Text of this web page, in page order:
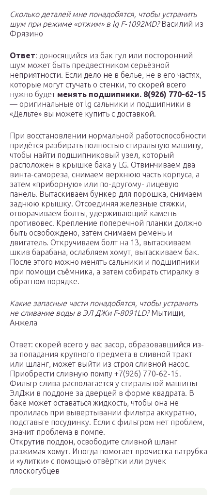
Сколько деталей мне понадобятся, чтобы устранить
шум при режиме «отжим» в lg F-1092MD?Василий из
Фрязино
Ответ: доносящийся из бак гул или посторонний
шум может быть предвестником серьёзной
неприятности. Если дело не в белье, не в его частях,
которые могут стучать о стенки, то скорей всего
нужно будет менять подшипники. 8(926) 770-62-15
— оригинальные от lg сальники и подшипники в
«Дельте» вы можете купить с доставкой.
При восстановлении нормальной работоспособности
придётся разбирать полностью стиральную машину,
чтобы найти подшипниковый узел, который
расположен в крышке бака у LG. Отвинчиваем два
винта-самореза, снимаем верхнюю часть корпуса, а
затем «приборную» или по-другому- лицевую
панель. Вытаскиваем бункер для порошка, снимаем
заднюю крышку. Отсоединяя железные стяжки,
отворачиваем болты, удерживающий камень-
противовес. Крепление поперечной планки должно
быть освобождено, затем снимаем ремень и
двигатель. Откручиваем болт на 13, вытаскиваем
шкив барабана, ослабляем хомут, вытаскиваем бак.
После этого можно менять сальники и подшипники
при помощи съёмника, а затем собирать стиралку в
обратном порядке.
Какие запасные части понадобятся, чтобы устранить
не сливание воды в ЭЛ ДЖи F-8091LD?Мытищи,
Анжела
Ответ: скорей всего у вас засор, образовавшийся из-
за попадания крупного предмета в сливной тракт
или шланг, может выйти из строя сливной насос.
Приобрести сливную помпу +7(926) 770-62-15.
Фильтр слива располагается у стиральной машины
ЭлДжи в поддоне за дверцей в форме квадрата. В
баке может оставаться жидкость, чтобы она не
пролилась при вывертывании фильтра аккуратно,
подставьте посудинку. Если с фильтром нет проблем,
значит проблема в помпе.
Открутив поддон, освободите сливной шланг
разжимая хомут. Иногда помогает прочистка патрубка
и «улитки» с помощью отвёртки или ручек
плоскогубцев